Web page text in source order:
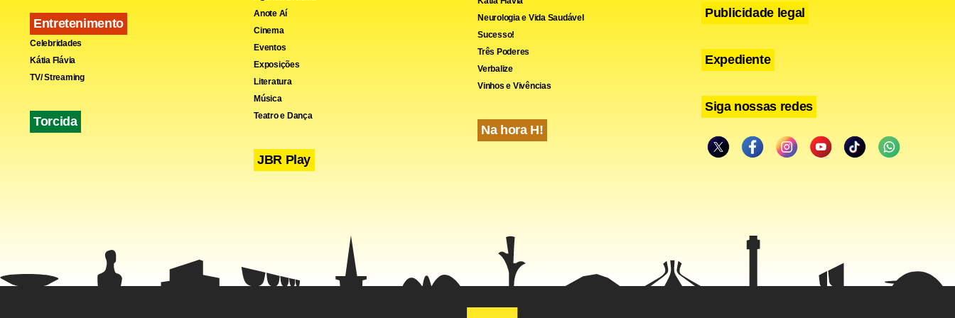
Telegram
Share
Entretenimento
Celebridades
Kátia Flávia
TV/ Streaming
Torcida
Anote Aí
Cinema
Eventos
Exposições
Literatura
Música
Teatro e Dança
JBR Play
Neurologia e Vida Saudável
Sucesso!
Três Poderes
Verbalize
Vinhos e Vivências
Na hora H!
Publicidade legal
Expediente
Siga nossas redes